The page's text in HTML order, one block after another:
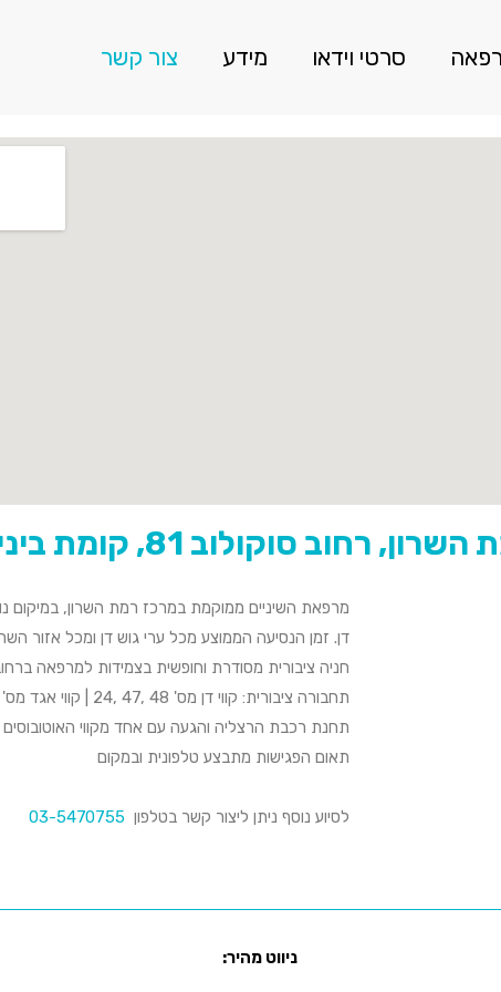
סרטי וידאו מידע צור קשר
רחוב סוקולוב 81, קומת ביניים משרד מס׳ 7
מרפאת השיניים ממוקמת במרכז רמת השרון, במיקום
דן. זמן הנסיעה הממוצע מכל ערי גוש דן ומכל אזור
חניה ציבורית מסודרת וחופשית בצמידות למרפאה
תחבורה ציבורית: קווי דן מס' 48 ,47 ,24 | קווי אגד מס' 525 ,524 ,521, 618 ,572 ,531.
תחנת רכבת הרצליה והגעה עם אחד מקווי
תאום הפגישות מתבצע טלפונית ובמקום
לסיוע נוסף ניתן ליצור קשר בטלפון 03-5470755
ניווט מהיר: